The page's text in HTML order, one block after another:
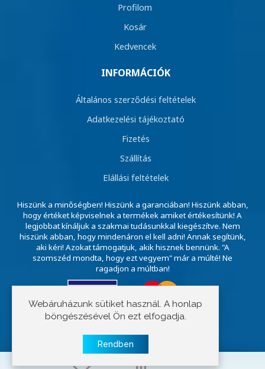
Profilom
Kosár
Kedvencek
INFORMÁCIÓK
Általános szerződési feltételek
Adatkezelési tájékoztató
Fizetés
Szállítás
Elállási feltételek
Hiszünk a minőségben! Hiszünk a garanciában! Hiszünk abban,
hogy értéket képviselnek a termékek amiket értékesítünk! A
legjobbat kínáljuk a szakmai tudásunkkal kiegészítve. Nem
hiszünk abban, hogy mindenáron el kell adni! Annak segítünk,
aki kéri! Azokat támogatjuk, akik hisznek bennünk. "A
szomszéd mondta, hogy ezt vegyem" már a múlté! Ne
ragadjon a múltban!
Copyright © 2023 E-szivattyú
Webáruházunk sütiket használ. A honlap
böngészésével Ön ezt elfogadja.
Rendben